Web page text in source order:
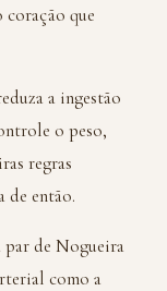
que
a ingestão
o peso,
regras
de então.
par de Nogueira
como a